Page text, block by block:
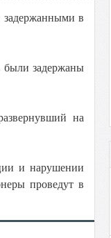
задержанными в
были задержаны
на
и нарушении
проведут в